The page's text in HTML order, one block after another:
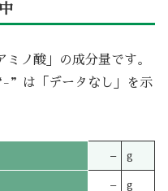
ミノ酸」の成分量です。
は「データなし」を示
– g
– g